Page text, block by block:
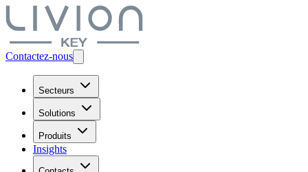
Contactez-nous
Secteurs
Solutions
Produits
Insights